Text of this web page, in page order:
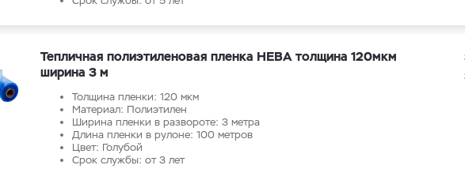
Тепличная полиэтиленовая пленка НЕВА толщина 120мкм
ширина 3 м
Толщина пленки: 120 мкм
Материал: Полиэтилен
Ширина пленки в развороте: 3 метра
Длина пленки в рулоне: 100 метров
Цвет: Голубой
Срок службы: от 3 лет